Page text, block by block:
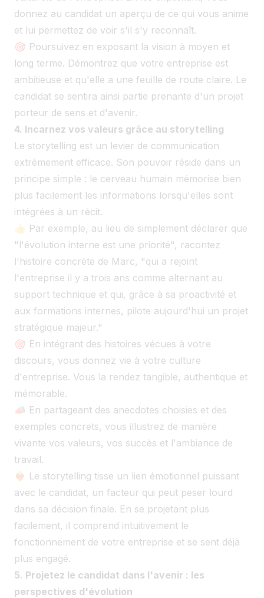
donnez au candidat un aperçu de ce qui vous anime
et lui permettez de voir s'il s'y reconnaît.
🎯 Poursuivez en exposant la vision à moyen et
long terme. Démontrez que votre entreprise est
ambitieuse et qu'elle a une feuille de route claire. Le
candidat se sentira ainsi partie prenante d'un projet
porteur de sens et d'avenir.
4. Incarnez vos valeurs grâce au storytelling
Le storytelling est un levier de communication
extrêmement efficace. Son pouvoir réside dans un
principe simple : le cerveau humain mémorise bien
plus facilement les informations lorsqu'elles sont
intégrées à un récit.
👍 Par exemple, au lieu de simplement déclarer que
"l'évolution interne est une priorité", racontez
l'histoire concrète de Marc, "qui a rejoint
l'entreprise il y a trois ans comme alternant au
support technique et qui, grâce à sa proactivité et
aux formations internes, pilote aujourd'hui un projet
stratégique majeur."
🎯 En intégrant des histoires vécues à votre
discours, vous donnez vie à votre culture
d'entreprise. Vous la rendez tangible, authentique et
mémorable.
📣 En partageant des anecdotes choisies et des
exemples concrets, vous illustrez de manière
vivante vos valeurs, vos succès et l'ambiance de
travail.
❤️‍🔥 Le storytelling tisse un lien émotionnel puissant
avec le candidat, un facteur qui peut peser lourd
dans sa décision finale. En se projetant plus
facilement, il comprend intuitivement le
fonctionnement de votre entreprise et se sent déjà
plus engagé.
5. Projetez le candidat dans l'avenir : les
perspectives d'évolution